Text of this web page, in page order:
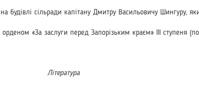
бу­дівлі сільради капітану Дмитру Васильовичу Шингуру,
«За заслуги перед Запорізьким краєм» III ступеня
Література